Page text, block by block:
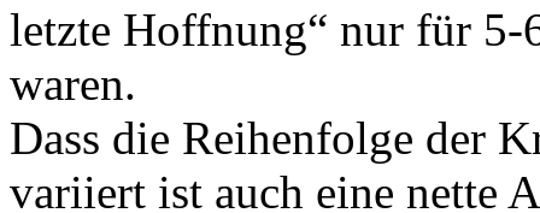
letzte Hoffnung“ nur für 5-
waren.
Dass die Reihenfolge der
variiert ist auch eine nette